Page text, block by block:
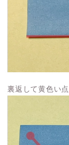
裏返して黄色い